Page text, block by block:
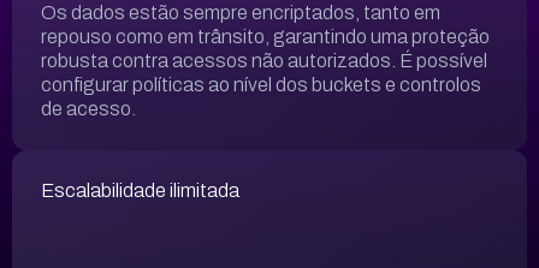
Os dados estão sempre encriptados, tanto em
repouso como em trânsito, garantindo uma proteção
robusta contra acessos não autorizados. É possível
configurar políticas ao nível dos buckets e controlos
de acesso.
Escalabilidade ilimitada